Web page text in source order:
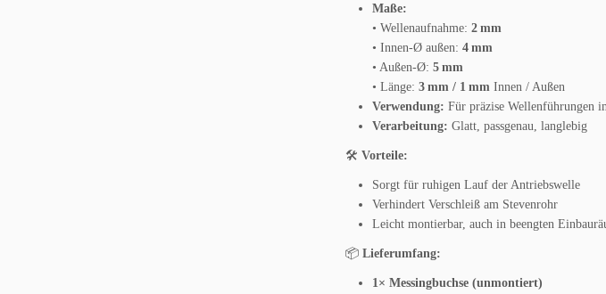
Maße:
• Wellenaufnahme: 2 mm
• Innen-Ø außen: 4 mm
• Außen-Ø: 5 mm
• Länge: 3 mm / 1 mm Innen / Außen
Verwendung: Für präzise Wellenführungen
Verarbeitung: Glatt, passgenau, langlebig
🛠️ Vorteile:
Sorgt für ruhigen Lauf der Antriebswelle
Verhindert Verschleiß am Stevenrohr
Leicht montierbar, auch in beengten
📦 Lieferumfang:
1× Messingbuchse (unmontiert)